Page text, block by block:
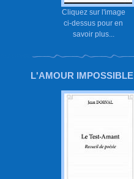
Cliquez sur l'image
ci-dessus pour en
savoir plus...
L'AMOUR IMPOSSIBLE